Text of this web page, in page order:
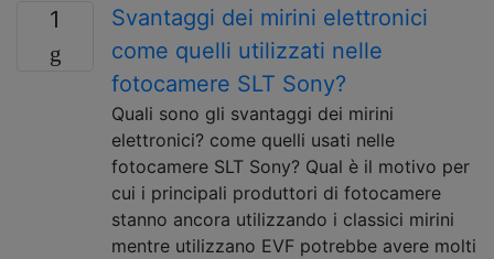
1
Svantaggi dei mirini elettronici
come quelli utilizzati nelle
fotocamere SLT Sony?
Quali sono gli svantaggi dei mirini
elettronici? come quelli usati nelle
fotocamere SLT Sony? Qual è il motivo per
cui i principali produttori di fotocamere
stanno ancora utilizzando i classici mirini
mentre utilizzano EVF potrebbe avere molti